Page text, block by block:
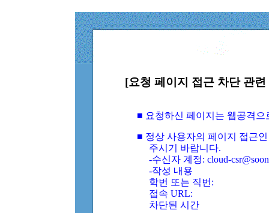
[요청 페이지 접근 차단 관
■ 요청하신 페이지는 웹공격
■ 정상 사용자의 페이지 접근
주시기 바랍니다.
-수신자 계정: cloud-
-작성 내용
학번 또는 직번:
접속 URL:
차단된 시간